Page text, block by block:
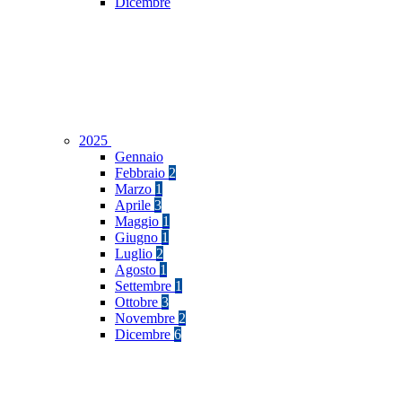
2025
Gennaio
Febbraio 2
Marzo 1
Aprile 3
Maggio 1
Giugno 1
Luglio 2
Agosto 1
Settembre 1
Ottobre 3
Novembre 2
Dicembre 6